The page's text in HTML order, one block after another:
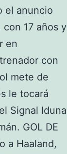
el anuncio
17 años y
en
con
mete de
le tocará
Signal Iduna
GOL DE
a Haaland,